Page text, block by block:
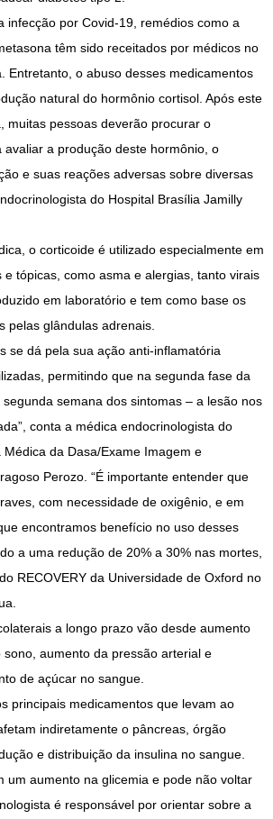
infecção por Covid-19, remédios como a
têm sido receitados por médicos no
Entretanto, o abuso desses medicamentos
natural do hormônio cortisol. Após este
muitas pessoas deverão procurar o
avaliar a produção deste hormônio, o
e suas reações adversas sobre diversas
do Hospital Brasília Jamilly
o corticoide é utilizado especialmente em
e tópicas, como asma e alergias, tanto virais
em laboratório e tem como base os
pelas glândulas adrenais.
se dá pela sua ação anti-inflamatória
permitindo que na segunda fase da
semana dos sintomas – a lesão nos
conta a médica endocrinologista do
Médica da Dasa/Exame Imagem e
Perozo. “É importante entender que
com necessidade de oxigênio, e em
encontramos benefício no uso desses
a uma redução de 20% a 30% nas mortes,
RECOVERY da Universidade de Oxford no
a longo prazo vão desde aumento
aumento da pressão arterial e
de açúcar no sangue.
principais medicamentos que levam ao
indiretamente o pâncreas, órgão
e distribuição da insulina no sangue.
um aumento na glicemia e pode não voltar
é responsável por orientar sobre a